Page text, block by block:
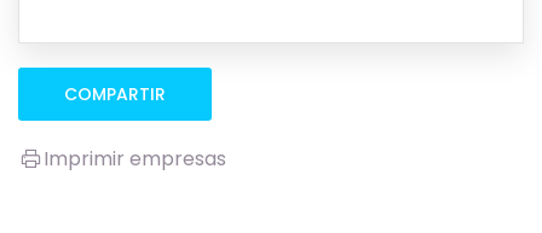
COMPARTIR
Imprimir empresas